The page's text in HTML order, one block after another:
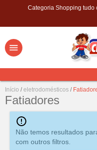
Categoria Shopping tudo
Início / eletrodomésticos /
Fatiadores
Não temos resultados
com outros filtros.